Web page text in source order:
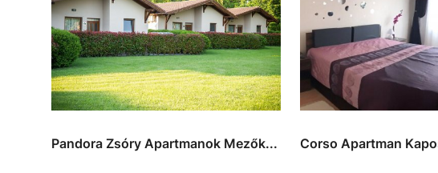
Pandora Zsóry Apartmanok Mezők... Corso Apartman